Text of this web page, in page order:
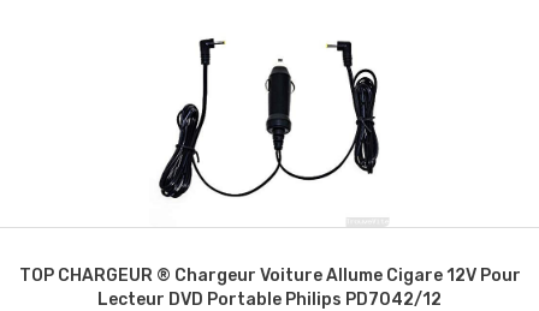
TOP CHARGEUR ® Chargeur Voiture Allume Cigare 12V Pour
Lecteur DVD Portable Philips PD7042/12